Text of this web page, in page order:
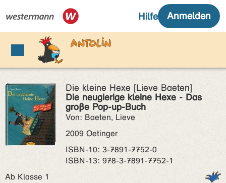
Die kleine Hexe [Lieve Baeten]
Die neugierige kleine Hexe - Das
große Pop-up-Buch
Von: Baeten, Lieve
2009 Oetinger
ISBN‑10: 3-7891-7752-0
ISBN‑13: 978-3-7891-7752-1
Ab Klasse 1